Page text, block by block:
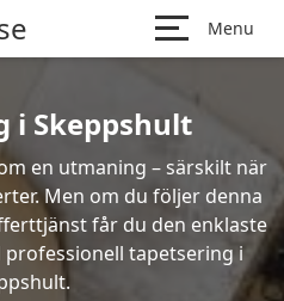
Menu
i Skeppshult
en utmaning – särskilt när
Men om du följer denna
får du den enklaste
tapetsering i